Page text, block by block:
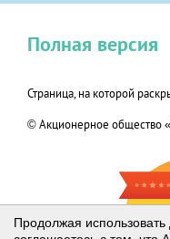
Страница, на которой
© Акционерное общество
Полная версия
Продолжая